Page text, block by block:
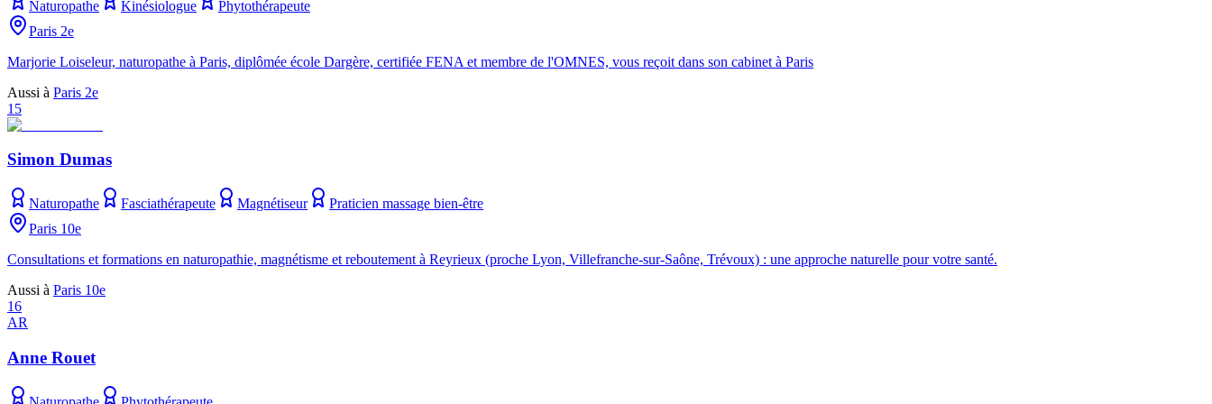
Naturopathe Kinésiologue
Phytothérapeute
Paris 2e
Marjorie Loiseleur, naturopathe à Paris, diplômée école Dargère, certifiée FENA et membre de l'OMNES, vous reçoit dans son cabinet à Paris
Aussi à Paris 2e
15
Simon Dumas
Naturopathe Fasciathérapeute Magnétiseur
Praticien massage bien-être
Paris 10e
Consultations et formations en naturopathie, magnétisme et reboutement à Reyrieux (proche Lyon, Villefranche-sur-Saône, Trévoux) : une approche naturelle pour votre santé.
Aussi à Paris 10e
16
AR
Anne Rouet